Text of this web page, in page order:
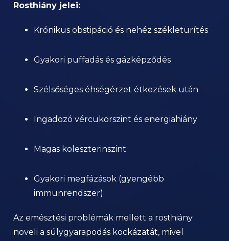
Rosthiány jelei:
Krónikus obstipáció és nehéz székletürítés
Gyakori puffadás és gázképződés
Szélsőséges éhségérzet étkezések után
Ingadozó vércukorszint és energiahiány
Magas koleszterinszint
Gyakori megfázások (gyengébb
immunrendszer)
Az emésztési problémák mellett a rosthiány
növeli a súlygyarapodás kockázatát, mivel